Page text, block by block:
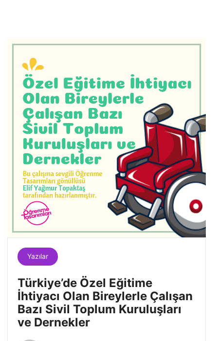
Yazılar
Türkiye’de Özel Eğitime
İhtiyacı Olan Bireylerle Çalışan
Bazı Sivil Toplum Kuruluşları
ve Dernekler